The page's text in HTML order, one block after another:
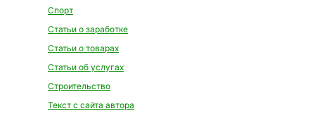
Спорт
Статьи о заработке
Статьи о товарах
Статьи об услугах
Строительство
Текст с сайта автора